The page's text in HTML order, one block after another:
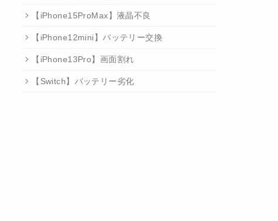
【iPhone15ProMax】液晶不良
【iPhone12mini】バッテリー交換
【iPhone13Pro】画面割れ
【Switch】バッテリー劣化